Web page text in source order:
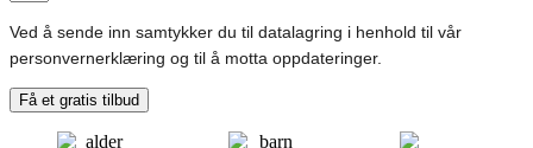
Ved å sende inn samtykker du til datalagring i henhold til vår
personvernerklæring og til å motta oppdateringer.
Få et gratis tilbud